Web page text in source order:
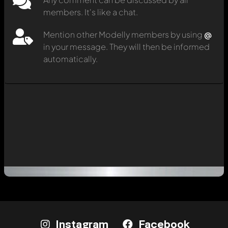
members. It's like a chat.
Mention other Modelly members by using @
in your message. They will then be informed
automatically.
Instagram Facebook